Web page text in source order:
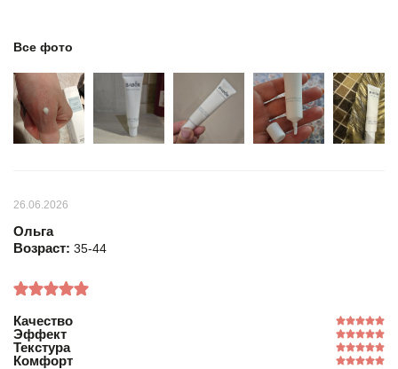
Все фото
26.06.2026
Ольга
Возраст: 35-44
Качество
Эффект
Текстура
Комфорт